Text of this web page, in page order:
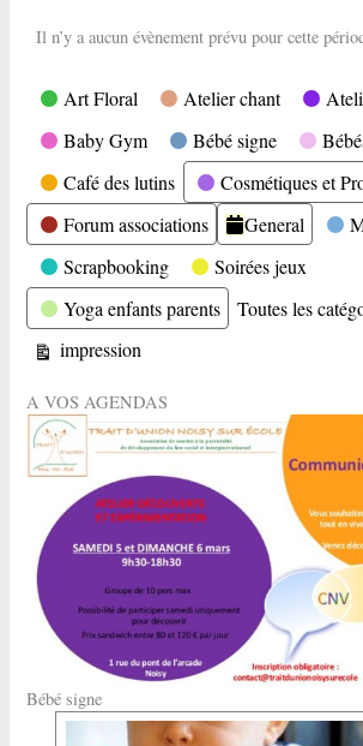
Il n’y a aucun évènement prévu pour cette
Catégories
Art Floral Atelier chant
Baby Gym
Bébé signe
Café des lutins
Cosmétiques et
Forum associations
General
Scrapbooking
Soirées jeux
Yoga enfants parents
Toutes les
Vue
impression
A VOS AGENDAS
Bébé signe